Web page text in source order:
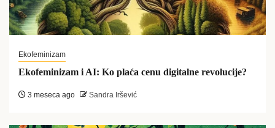
Ekofeminizam
Ekofeminizam i AI: Ko plaća cenu digitalne revolucije?
3 meseca ago Sandra Iršević